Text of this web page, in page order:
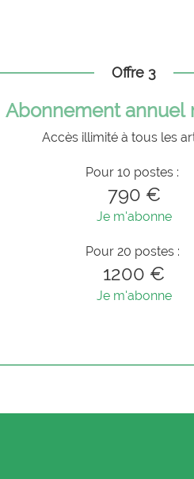
Offre 3
Abonnement annuel
Accès illimité à tous les
Pour 10 postes :
790 €
Je m'abonne
Pour 20 postes :
1200 €
Je m'abonne